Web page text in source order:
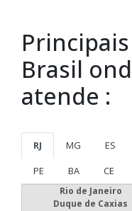
Brasil
atende :
RJ MG ES
PE
BA CE
Rio de Janeiro
Duque de Caxias